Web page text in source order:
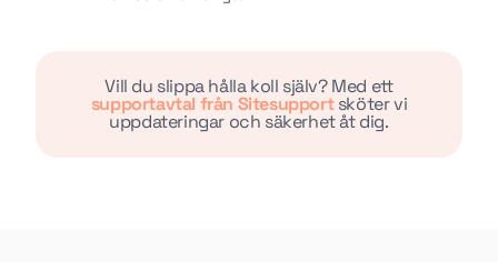
Vill du slippa hålla koll själv? Med ett
supportavtal från Sitesupportsköter vi
uppdateringar och säkerhet åt dig.